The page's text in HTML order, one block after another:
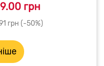
грн
грн (-50%)